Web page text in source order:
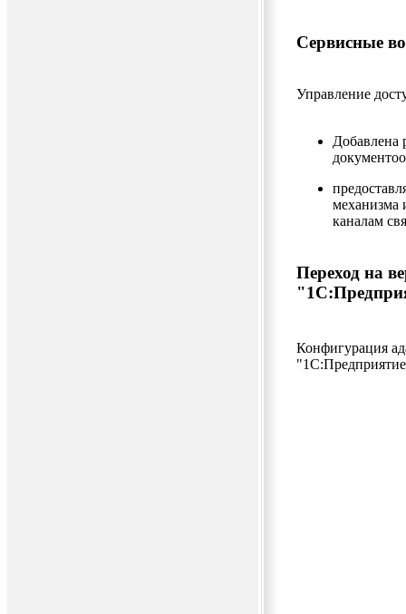
Сервисные
Управление
механизма
каналам
Переход на
Конфигурация